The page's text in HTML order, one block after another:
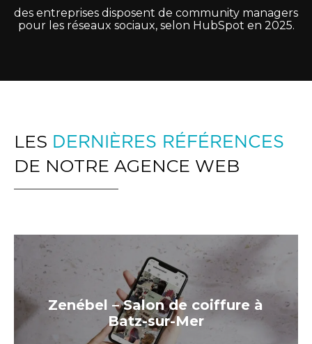
des entreprises disposent de community managers
pour les réseaux sociaux, selon HubSpot en 2025.
LES DERNIÈRES RÉFÉRENCES
DE NOTRE AGENCE WEB
Zenébel – Salon de coiffure à
Batz-sur-Mer